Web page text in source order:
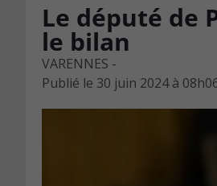
Le député de
le bilan
VARENNES -
Publié le 30 juin 2024 à